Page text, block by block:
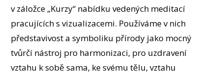
v záložce „Kurzy“ nabídku vedených meditací
pracujících s vizualizacemi. Používáme v nich
představivost a symboliku přírody jako mocný
tvůrčí nástroj pro harmonizaci, pro uzdravení
vztahu k sobě sama, ke svému tělu, vztahu